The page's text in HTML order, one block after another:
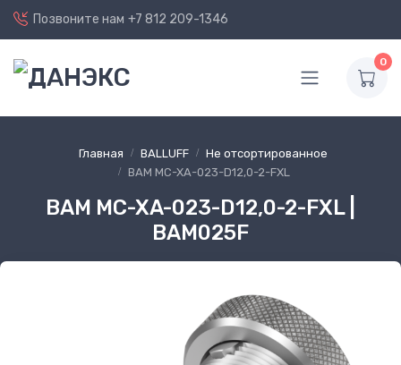
Позвоните нам +7 812 209-1346
0
Главная BALLUFF
Не отсортированное
BAM MC-XA-023-D12,0-2-FXL
BAM MC-XA-023-D12,0-2-FXL |
BAM025F